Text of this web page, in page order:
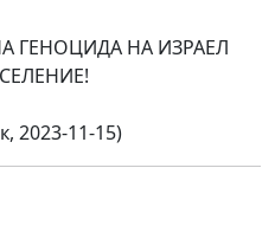
ГЕНОЦИДА НА ИЗРАЕЛ
2023-11-15)